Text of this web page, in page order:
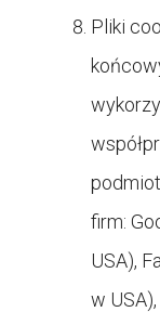
Pliki
firm:
USA),
w